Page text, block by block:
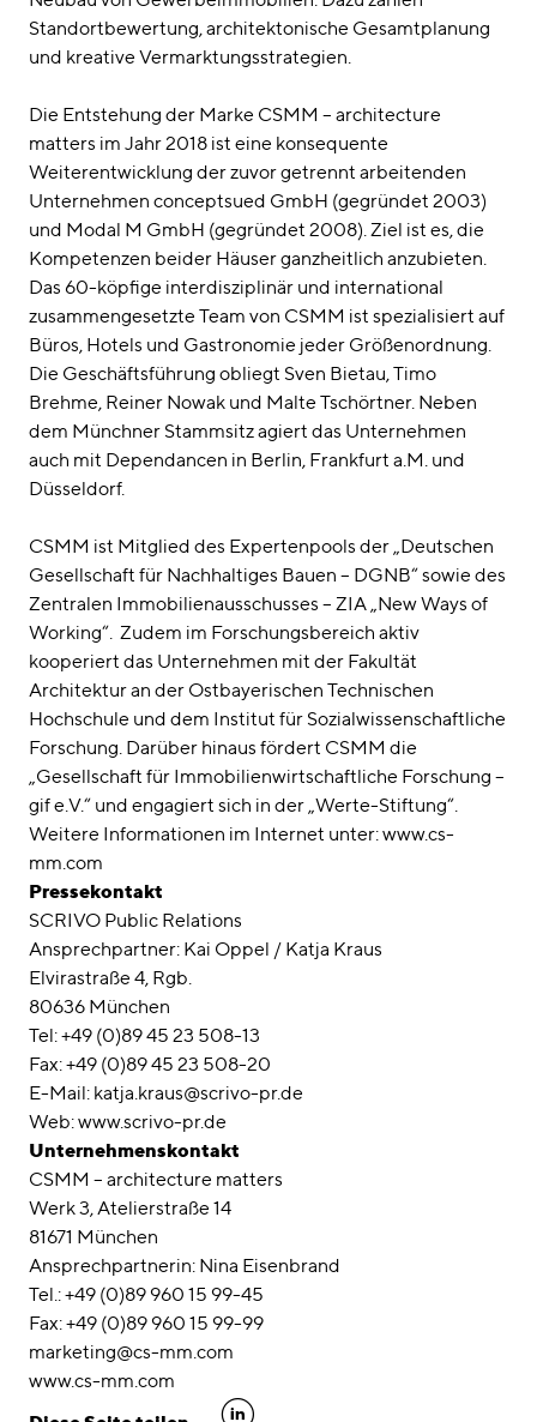
Standortbewertung, architektonische Gesamtplanung
und kreative Vermarktungsstrategien.
Die Entstehung der Marke CSMM – architecture
matters im Jahr 2018 ist eine konsequente
Weiterentwicklung der zuvor getrennt arbeitenden
Unternehmen conceptsued GmbH (gegründet 2003)
und Modal M GmbH (gegründet 2008). Ziel ist es, die
Kompetenzen beider Häuser ganzheitlich anzubieten.
Das 60-köpfige interdisziplinär und international
zusammengesetzte Team von CSMM ist spezialisiert auf
Büros, Hotels und Gastronomie jeder Größenordnung.
Die Geschäftsführung obliegt Sven Bietau, Timo
Brehme, Reiner Nowak und Malte Tschörtner. Neben
dem Münchner Stammsitz agiert das Unternehmen
auch mit Dependancen in Berlin, Frankfurt a.M. und
Düsseldorf.
CSMM ist Mitglied des Expertenpools der „Deutschen
Gesellschaft für Nachhaltiges Bauen – DGNB“ sowie des
Zentralen Immobilienausschusses – ZIA „New Ways of
Working“. Zudem im Forschungsbereich aktiv
kooperiert das Unternehmen mit der Fakultät
Architektur an der Ostbayerischen Technischen
Hochschule und dem Institut für Sozialwissenschaftliche
Forschung. Darüber hinaus fördert CSMM die
„Gesellschaft für Immobilienwirtschaftliche Forschung –
gif e.V.“ und engagiert sich in der „Werte-Stiftung“.
Weitere Informationen im Internet unter: www.cs-
mm.com
Pressekontakt
SCRIVO Public Relations
Ansprechpartner: Kai Oppel / Katja Kraus
Elvirastraße 4, Rgb.
80636 München
Tel: +49 (0)89 45 23 508-13
Fax: +49 (0)89 45 23 508-20
E-Mail: katja.kraus@scrivo-pr.de
Web: www.scrivo-pr.de
Unternehmenskontakt
CSMM – architecture matters
Werk 3, Atelierstraße 14
81671 München
Ansprechpartnerin: Nina Eisenbrand
Tel.: +49 (0)89 960 15 99-45
Fax: +49 (0)89 960 15 99-99
marketing@cs-mm.com
www.cs-mm.com